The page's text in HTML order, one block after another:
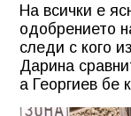
На всички е
одобрението
следи с кого
Дарина
а Георгиев бе